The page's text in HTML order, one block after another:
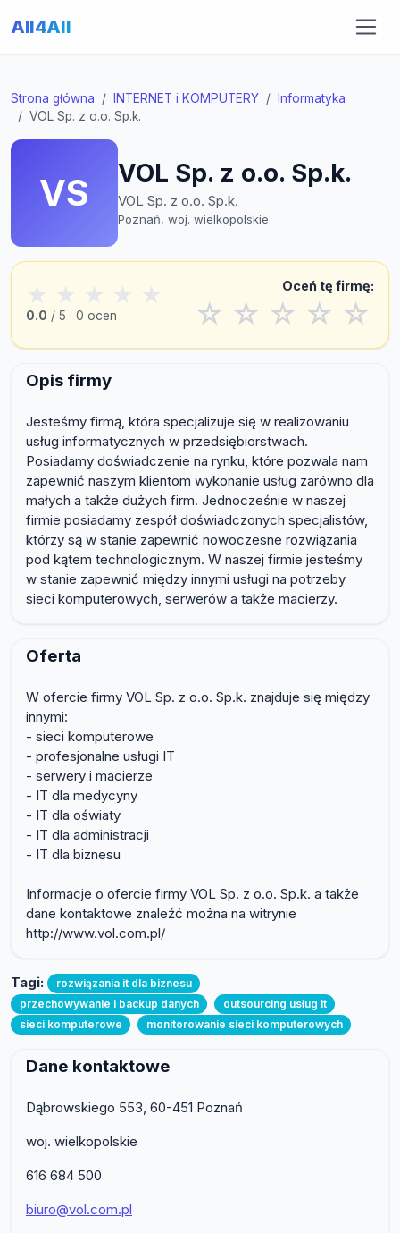
All4All
Strona główna INTERNET i KOMPUTERY
Informatyka
VOL Sp. z o.o. Sp.k.
VS VOL Sp. z o.o. Sp.k.
VOL Sp. z o.o. Sp.k.
Poznań, woj. wielkopolskie
★ ★ ★ ★ ★
0.0 / 5 · 0 ocen
Oceń tę firmę:
☆ ☆ ☆ ☆ ☆
Opis firmy
Jesteśmy firmą, która specjalizuje się w realizowaniu
usług informatycznych w przedsiębiorstwach.
Posiadamy doświadczenie na rynku, które pozwala nam
zapewnić naszym klientom wykonanie usług zarówno dla
małych a także dużych firm. Jednocześnie w naszej
firmie posiadamy zespół doświadczonych specjalistów,
którzy są w stanie zapewnić nowoczesne rozwiązania
pod kątem technologicznym. W naszej firmie jesteśmy
w stanie zapewnić między innymi usługi na potrzeby
sieci komputerowych, serwerów a także macierzy.
Oferta
W ofercie firmy VOL Sp. z o.o. Sp.k. znajduje się między
innymi:
- sieci komputerowe
- profesjonalne usługi IT
- serwery i macierze
- IT dla medycyny
- IT dla oświaty
- IT dla administracji
- IT dla biznesu
Informacje o ofercie firmy VOL Sp. z o.o. Sp.k. a także
dane kontaktowe znaleźć można na witrynie
http://www.vol.com.pl/
Tagi:
rozwiązania it dla biznesu
przechowywanie i backup danych
outsourcing usług it
sieci komputerowe
monitorowanie sieci komputerowych
Dane kontaktowe
Dąbrowskiego 553, 60-451 Poznań
woj. wielkopolskie
616 684 500
biuro@vol.com.pl